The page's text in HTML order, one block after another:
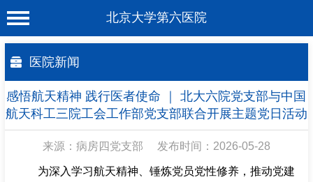
北京大学第六医院
医院概况
工作动态
专家介绍
医院新闻
感悟航天精神 践行医者使命 ｜ 北大六院党支部与中国
航天科工三院工会工作部党支部联合开展主题党日活动
来源：病房四党支部 发布时间：2026-05-28
为深入学习航天精神、锤炼党员党性修养，推动党建